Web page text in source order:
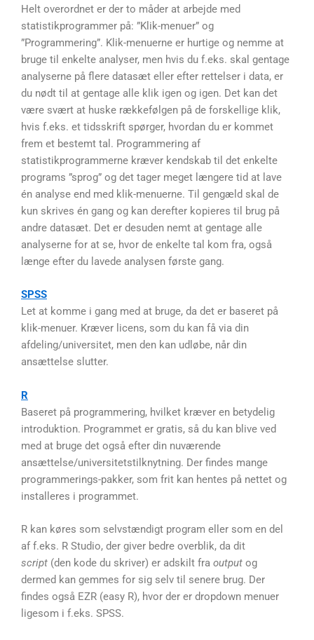
Helt overordnet er der to måder at arbejde med
statistikprogrammer på: ”Klik-menuer” og
”Programmering”. Klik-menuerne er hurtige og nemme at
bruge til enkelte analyser, men hvis du f.eks. skal gentage
analyserne på flere datasæt eller efter rettelser i data, er
du nødt til at gentage alle klik igen og igen. Det kan det
være svært at huske rækkefølgen på de forskellige klik,
hvis f.eks. et tidsskrift spørger, hvordan du er kommet
frem et bestemt tal. Programmering af
statistikprogrammerne kræver kendskab til det enkelte
programs ”sprog” og det tager meget længere tid at lave
én analyse end med klik-menuerne. Til gengæld skal de
kun skrives én gang og kan derefter kopieres til brug på
andre datasæt. Det er desuden nemt at gentage alle
analyserne for at se, hvor de enkelte tal kom fra, også
længe efter du lavede analysen første gang.
SPSS
Let at komme i gang med at bruge, da det er baseret på
klik-menuer. Kræver licens, som du kan få via din
afdeling/universitet, men den kan udløbe, når din
ansættelse slutter.
R
Baseret på programmering, hvilket kræver en betydelig
introduktion. Programmet er gratis, så du kan blive ved
med at bruge det også efter din nuværende
ansættelse/universitetstilknytning. Der findes mange
programmerings-pakker, som frit kan hentes på nettet og
installeres i programmet.
R kan køres som selvstændigt program eller som en del
af f.eks. R Studio, der giver bedre overblik, da dit
script (den kode du skriver) er adskilt fra output og
dermed kan gemmes for sig selv til senere brug. Der
findes også EZR (easy R), hvor der er dropdown menuer
ligesom i f.eks. SPSS.